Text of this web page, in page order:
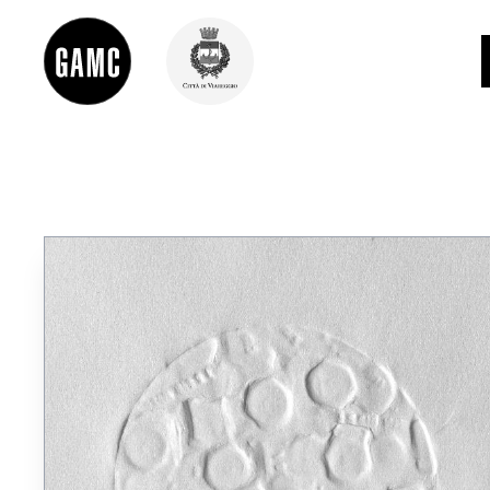
DIDATTICA
SHOP
LE COLLEZIONI
GLI AUTORI
LORENZO VIANI
MOSTRE
EVENTI
PALAZZO DELLE MUSE